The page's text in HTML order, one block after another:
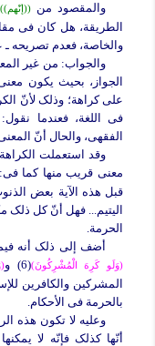
والمقصود من((إنّهم))
الطریقة، هل کان فی
والخاصة، فعدم تصریحه ـ
والجواب: من غیر
الجواز، بحیث یکون
على کراهة؛ وذلک لأنّ
فی اللغة، فعندما
الفقهی، والحال أنّ
وقد استعملت
معنى قریب منها کما فی:
قبل هذه الآیة بعض
الیتیم... فهل أنّ کل ذلک
الحرمة.
أضف إلى ذلک أنه
(وَلَو کَرِهَ الْمُشْرِکُونَ)(6) و
المشرکین والکافرین
بالحرمة فی الأحکام.
وعلیه لا تکون هذه
أنّها کذلک فإنّه لا